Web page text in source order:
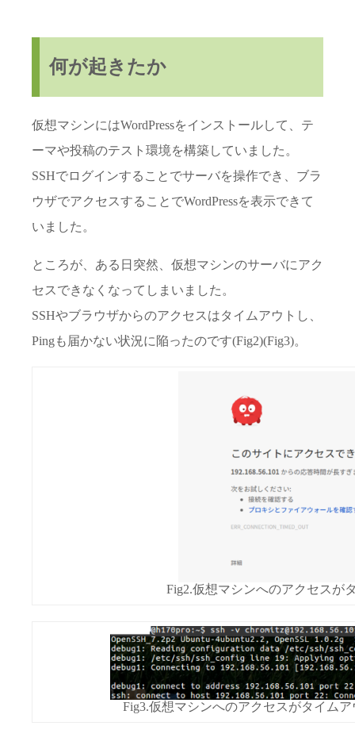
何が起きたか
仮想マシンにはWordPressをインストールして、テ
ーマや投稿のテスト環境を構築していました。
SSHでログインすることでサーバを操作でき、ブラ
ウザでアクセスすることでWordPressを表示できて
いました。
ところが、ある日突然、仮想マシンのサーバにアク
セスできなくなってしまいました。
SSHやブラウザからのアクセスはタイムアウトし、
Pingも届かない状況に陥ったのです(Fig2)(Fig3)。
Fig2.仮想マシンへのアクセスが
Fig3.仮想マシンへのアクセスがタイム